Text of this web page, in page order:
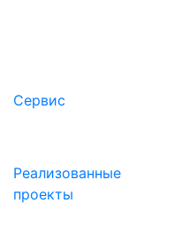
Сервис
Реализованные
проекты